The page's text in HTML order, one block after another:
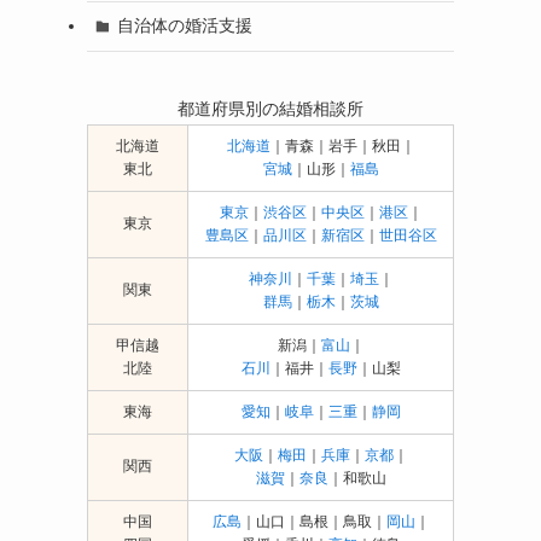
自治体の婚活支援
都道府県別の結婚相談所
北海道
東北
北海道 ｜青森｜岩手｜秋田｜
宮城｜山形｜ 福島
東京
東京｜ 渋谷区｜ 中央区｜ 港区｜
豊島区｜ 品川区｜ 新宿区｜ 世田谷区
関東
神奈川 ｜ 千葉｜ 埼玉 ｜
群馬｜ 栃木 ｜ 茨城
甲信越
北陸
新潟｜ 富山 ｜
石川
｜福井｜ 長野｜山梨
東海 愛知 ｜ 岐阜｜ 三重｜ 静岡
関西
大阪 ｜ 梅田 ｜ 兵庫｜ 京都｜
滋賀｜ 奈良 ｜和歌山
中国
広島 ｜山口｜島根｜鳥取｜ 岡山 ｜